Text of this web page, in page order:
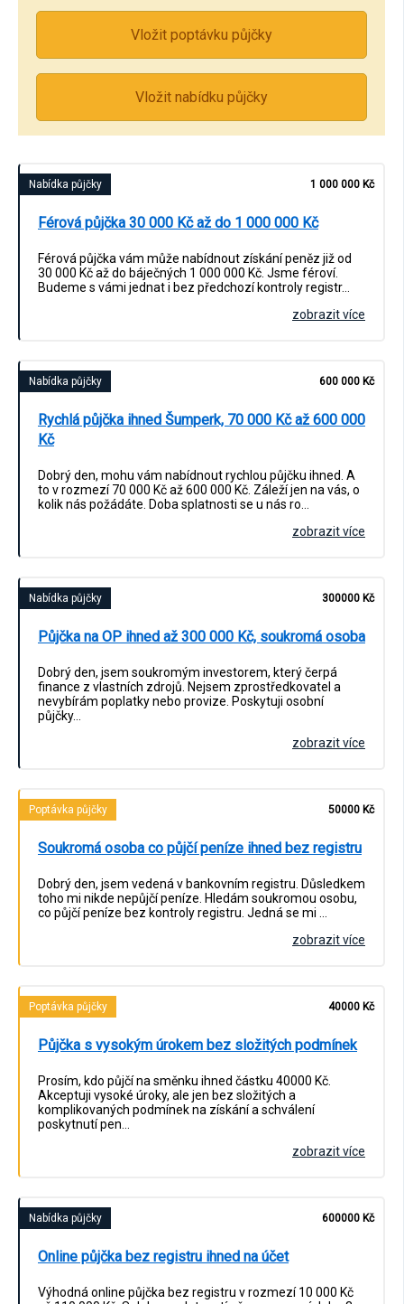
Vložit poptávku půjčky
Vložit nabídku půjčky
Nabídka půjčky 1 000 000 Kč
Férová půjčka 30 000 Kč až do 1 000 000 Kč
Férová půjčka vám může nabídnout získání peněz již od
30 000 Kč až do báječných 1 000 000 Kč. Jsme féroví.
Budeme s vámi jednat i bez předchozí kontroly registr…
zobrazit více
Nabídka půjčky 600 000 Kč
Rychlá půjčka ihned Šumperk, 70 000 Kč až 600 000
Kč
Dobrý den, mohu vám nabídnout rychlou půjčku ihned. A
to v rozmezí 70 000 Kč až 600 000 Kč. Záleží jen na vás, o
kolik nás požádáte. Doba splatnosti se u nás ro…
zobrazit více
Nabídka půjčky 300000 Kč
Půjčka na OP ihned až 300 000 Kč, soukromá osoba
Dobrý den, jsem soukromým investorem, který čerpá
finance z vlastních zdrojů. Nejsem zprostředkovatel a
nevybírám poplatky nebo provize. Poskytuji osobní
půjčky…
zobrazit více
Poptávka půjčky 50000 Kč
Soukromá osoba co půjčí peníze ihned bez registru
Dobrý den, jsem vedená v bankovním registru. Důsledkem
toho mi nikde nepůjčí peníze. Hledám soukromou osobu,
co půjčí peníze bez kontroly registru. Jedná se mi …
zobrazit více
Poptávka půjčky 40000 Kč
Půjčka s vysokým úrokem bez složitých podmínek
Prosím, kdo půjčí na směnku ihned částku 40000 Kč.
Akceptuji vysoké úroky, ale jen bez složitých a
komplikovaných podmínek na získání a schválení
poskytnutí pen…
zobrazit více
Nabídka půjčky 600000 Kč
Online půjčka bez registru ihned na účet
Výhodná online půjčka bez registru v rozmezí 10 000 Kč